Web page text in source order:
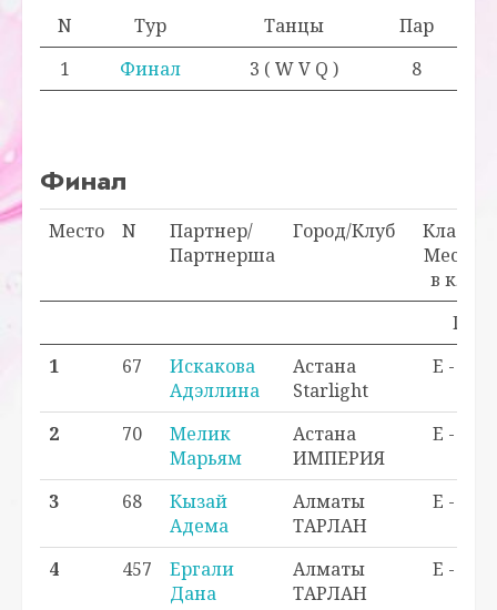
N Тур Танцы
Пар
1
Финал 3 ( W V Q ) 8
Финал
Место N
Партнер/
Партнерша
Город/Клуб
Класс/
Место
в кл.
1 67
Искакова
Адэллина
Астана
Starlight
E - 1
2 70
Мелик
Марьям
Астана
ИМПЕРИЯ
E - 2
3 68
Кызай
Адема
Алматы
ТАРЛАН
E - 3
4 457
Ергали
Дана
Алматы
ТАРЛАН
E - 4